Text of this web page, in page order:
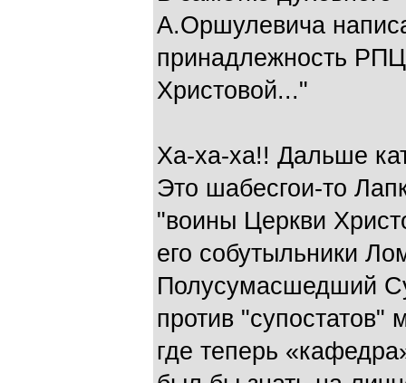
А.Оршулевича
принадлежность
Христовой..."
Ха-ха-ха!! Дальше
Это шабесгои-то
"воины Церкви
его собутыльники
Полусумасшедший
против
где теперь